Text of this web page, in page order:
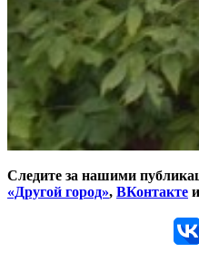
Следите за нашими
«Другой город», ВКонтакте и